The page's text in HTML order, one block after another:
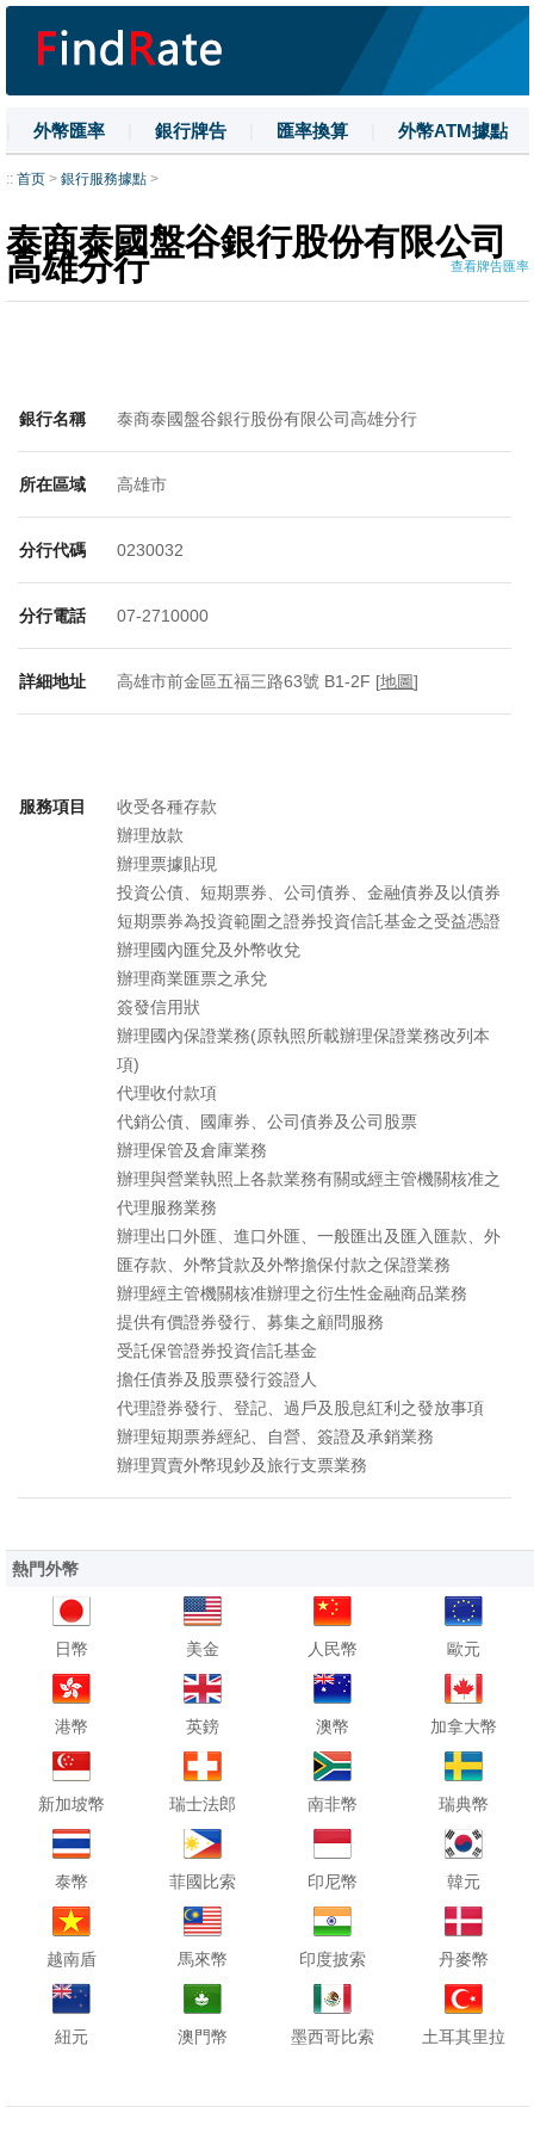
外幣匯率 銀行牌告 匯率換算 外幣ATM據點
| 名詞解釋 | 換匯技巧
:: 首页 > 銀行服務據點 >
泰商泰國盤谷銀行股份有限公司
高雄分行 查看牌告匯率
銀行名稱 泰商泰國盤谷銀行股份有限公司高雄分行
所在區域 高雄市
分行代碼 0230032
分行電話 07-2710000
詳細地址 高雄市前金區五福三路63號 B1-2F [地圖]
服務項目
收受各種存款
辦理放款
辦理票據貼現
投資公債、短期票券、公司債券、金融債券及以債券
短期票券為投資範圍之證券投資信託基金之受益憑證
辦理國內匯兌及外幣收兌
辦理商業匯票之承兌
簽發信用狀
辦理國內保證業務(原執照所載辦理保證業務改列本
項)
代理收付款項
代銷公債、國庫券、公司債券及公司股票
辦理保管及倉庫業務
辦理與營業執照上各款業務有關或經主管機關核准之
代理服務業務
辦理出口外匯、進口外匯、一般匯出及匯入匯款、外
匯存款、外幣貸款及外幣擔保付款之保證業務
辦理經主管機關核准辦理之衍生性金融商品業務
提供有價證券發行、募集之顧問服務
受託保管證券投資信託基金
擔任債券及股票發行簽證人
代理證券發行、登記、過戶及股息紅利之發放事項
辦理短期票券經紀、自營、簽證及承銷業務
辦理買賣外幣現鈔及旅行支票業務
熱門外幣
日幣 美金 人民幣 歐元
港幣 英鎊 澳幣 加拿大幣
新加坡幣 瑞士法郎 南非幣 瑞典幣
泰幣 菲國比索 印尼幣 韓元
越南盾 馬來幣 印度披索 丹麥幣
紐元 澳門幣 墨西哥比索 土耳其里拉